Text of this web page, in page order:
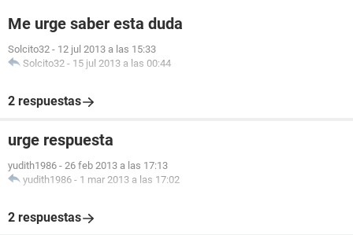
Me urge saber esta duda
Solcito32 - 12 jul 2013 a las 15:33
Solcito32 - 15 jul 2013 a las 00:44
2 respuestas
urge respuesta
yudith1986 - 26 feb 2013 a las 17:13
yudith1986 - 1 mar 2013 a las 17:02
2 respuestas